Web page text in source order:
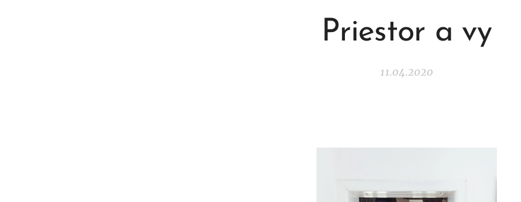
Priestor a vy
11.04.2020